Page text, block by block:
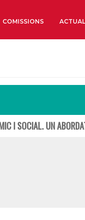
Institut d’Estudis
COMISSIONS
I SOCIAL. UN